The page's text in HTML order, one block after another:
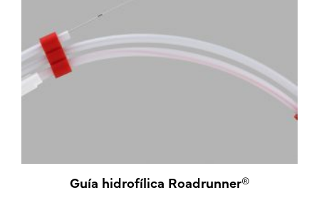
Guía hidrofílica Roadrunner®